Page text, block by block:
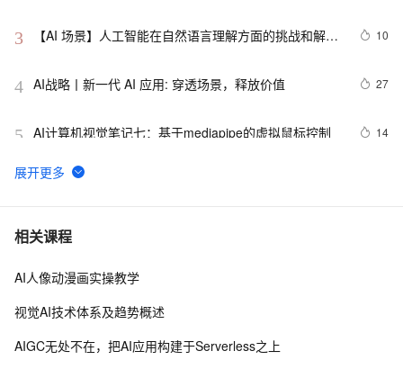
3
【AI 场景】人工智能在自然语言理解方面的挑战和解决
10
4 AI战略丨新一代 AI 应用: 穿透场景，释放价值 27
5 AI计算机视觉笔记七：基于mediapipe的虚拟鼠标控制 14
6
AAAI,ICML,CVPR,NeurIPS...31篇国际七大AI顶会2021
7 视觉AI五天训练营教程 Day 1
8 固特异（Goodyear）利用人工智能和物联网实现数字化
相关课程
AI人像动漫画实操教学
视觉AI技术体系及趋势概述
AIGC无处不在，把AI应用构建于Serverless之上